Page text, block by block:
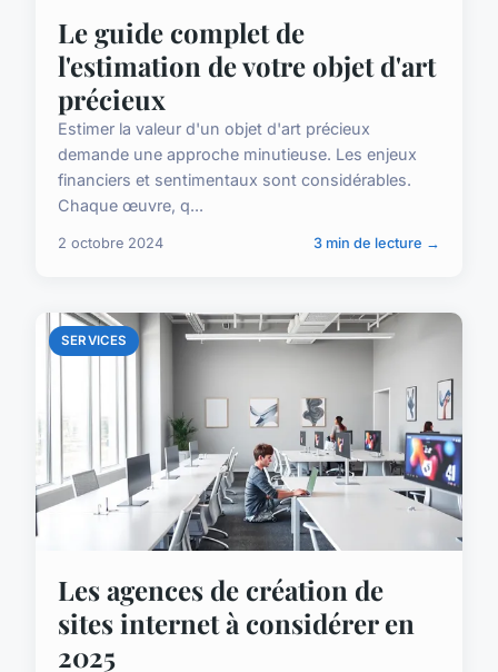
Le guide complet de
l'estimation de votre objet d'art
précieux
Estimer la valeur d'un objet d'art précieux
demande une approche minutieuse. Les enjeux
financiers et sentimentaux sont considérables.
Chaque œuvre, q...
2 octobre 2024 3 min de lecture →
SERVICES
Les agences de création de
sites internet à considérer en
2025